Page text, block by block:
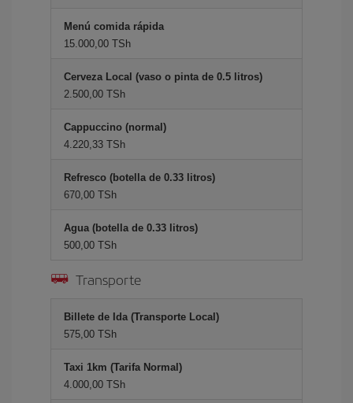
Menú comida rápida
15.000,00 TSh
Cerveza Local (vaso o pinta de 0.5 litros)
2.500,00 TSh
Cappuccino (normal)
4.220,33 TSh
Refresco (botella de 0.33 litros)
670,00 TSh
Agua (botella de 0.33 litros)
500,00 TSh
Transporte
Billete de Ida (Transporte Local)
575,00 TSh
Taxi 1km (Tarifa Normal)
4.000,00 TSh